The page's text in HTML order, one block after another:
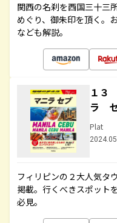
関西の名刹を西国三十三
めぐり、御朱印を頂く。
なども解説。
１３
ラ
Plat
フィリピンの２大人気タ
掲載。行くべきスポット
必見。